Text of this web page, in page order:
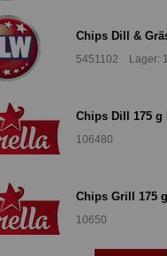
Chips Dill &
5451102 Lager:
Chips Dill 175 g
106480
Chips Grill 175
10650